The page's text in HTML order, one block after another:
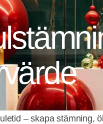
– skapa stämning,